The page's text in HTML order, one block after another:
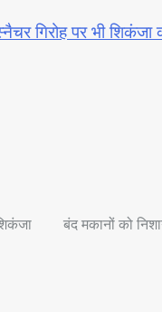
गिरोह पर भी
बंद मकानों को